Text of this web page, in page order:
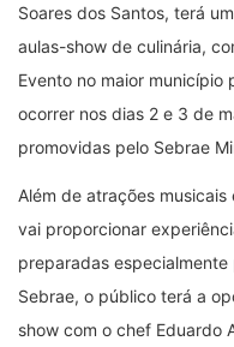
Soares dos Santos, terá
aulas-show de culinária,
Evento no maior
ocorrer nos dias 2 e 3 de
promovidas pelo Sebrae
Além de atrações
vai proporcionar
preparadas
Sebrae, o público terá a
show com o chef Eduardo